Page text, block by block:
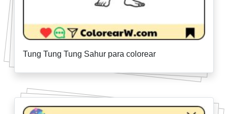
Tung Tung Tung Sahur para colorear